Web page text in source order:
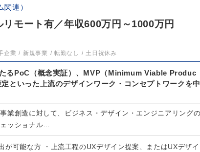
連）
モート有／年収600万円～1000万円
企業 新規事業 転勤なし 土日祝休み
るPoC（概念実証）、MVP（Minimum Viable Produc
といった上流のデザインワーク・コンセプトワークを中
業創造に対して、ビジネス・デザイン・エンジニアリング
ッショナル…
が可能な方 ・上流工程のUXデザイン提案、またはUXデザイ